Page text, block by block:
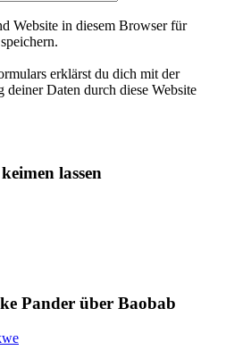
Website in diesem Browser für
erklärst du dich mit der
deiner Daten durch diese Website
lassen
Pander über Baobab